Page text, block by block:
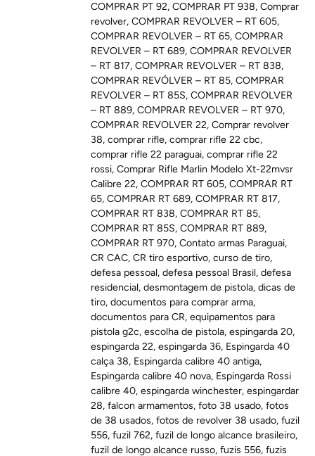
COMPRAR PT 92,COMPRAR PT 938,Comprar
revolver,COMPRAR REVOLVER – RT 605,
COMPRAR REVOLVER – RT 65,COMPRAR
REVOLVER – RT 689,COMPRAR REVOLVER
– RT 817,COMPRAR REVOLVER – RT 838,
COMPRAR REVÓLVER – RT 85,COMPRAR
REVOLVER – RT 85S,COMPRAR REVOLVER
– RT 889,COMPRAR REVOLVER – RT 970,
COMPRAR REVOLVER 22,Comprar revolver
38,comprar rifle,comprar rifle 22 cbc,
comprar rifle 22 paraguai,comprar rifle 22
rossi,Comprar Rifle Marlin Modelo Xt-22mvsr
Calibre 22,COMPRAR RT 605,COMPRAR RT
65,COMPRAR RT 689,COMPRAR RT 817,
COMPRAR RT 838,COMPRAR RT 85,
COMPRAR RT 85S,COMPRAR RT 889,
COMPRAR RT 970,Contato armas Paraguai,
CR CAC,CR tiro esportivo,curso de tiro,
defesa pessoal,defesa pessoal Brasil,defesa
residencial,desmontagem de pistola,dicas de
tiro,documentos para comprar arma,
documentos para CR,equipamentos para
pistola g2c,escolha de pistola,espingarda 20,
espingarda 22,espingarda 36, Espingarda 40
calça 38, Espingarda calibre 40 antiga,
Espingarda calibre 40 nova, Espingarda Rossi
calibre 40,espingarda winchester,espingardar
28,falcon armamentos,foto 38 usado,fotos
de 38 usados,fotos de revolver 38 usado,fuzil
556,fuzil 762,fuzil de longo alcance brasileiro,
fuzil de longo alcance russo,fuzis 556,fuzis